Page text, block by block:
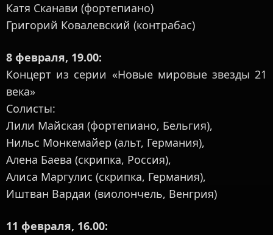
Катя Сканави (фортепиано)
Григорий Ковалевский (контрабас)
8 февраля, 19.00:
Концерт из серии «Новые мировые звезды 21
века»
Солисты:
Лили Майская (фортепиано, Бельгия),
Нильс Монкемайер (альт, Германия),
Алена Баева (скрипка, Россия),
Алиса Маргулис (скрипка, Германия),
Иштван Вардаи (виолончель, Венгрия)
11 февраля, 16.00: